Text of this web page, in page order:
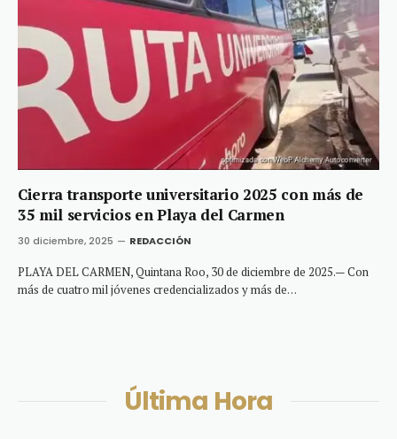
Cierra transporte universitario 2025 con más de
35 mil servicios en Playa del Carmen
30 diciembre, 2025 REDACCIÓN
PLAYA DEL CARMEN, Quintana Roo, 30 de diciembre de 2025.— Con
más de cuatro mil jóvenes credencializados y más de…
Última Hora